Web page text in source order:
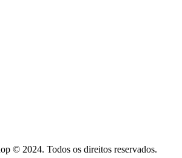
© 2024. Todos os direitos reservados.